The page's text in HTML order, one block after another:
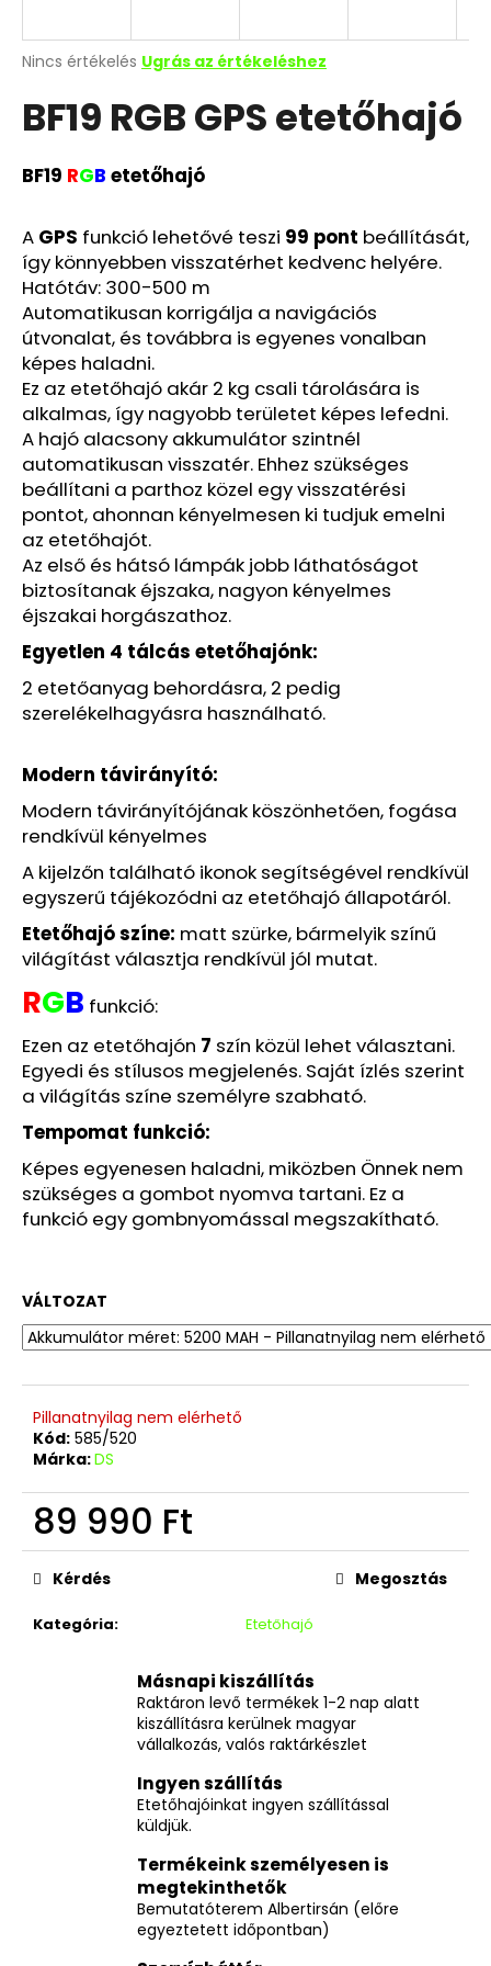
A
átlagos
értékelése
ből
0,0
Nincs értékelés Ugrás az értékeléshez
BF19 RGB GPS etetőhajó
BF19 RGB etetőhajó
A GPS funkció lehetővé teszi 99 pont beállítását,
így könnyebben visszatérhet kedvenc helyére.
Hatótáv: 300-500 m
Automatikusan korrigálja a navigációs
útvonalat, és továbbra is egyenes vonalban
képes haladni.
Ez az etetőhajó akár 2 kg csali tárolására is
alkalmas, így nagyobb területet képes lefedni.
A hajó alacsony akkumulátor szintnél
automatikusan visszatér. Ehhez szükséges
beállítani a parthoz közel egy visszatérési
pontot, ahonnan kényelmesen ki tudjuk emelni
az etetőhajót.
Az első és hátsó lámpák jobb láthatóságot
biztosítanak éjszaka, nagyon kényelmes
éjszakai horgászathoz.
Egyetlen 4 tálcás etetőhajónk:
2 etetőanyag behordásra, 2 pedig
szerelékelhagyásra használható.
Modern távirányító:
Modern távirányítójának köszönhetően, fogása
rendkívül kényelmes
A kijelzőn található ikonok segítségével rendkívül
egyszerű tájékozódni az etetőhajó állapotáról.
Etetőhajó színe: matt szürke, bármelyik színű
világítást választja rendkívül jól mutat.
RGB funkció:
Ezen az etetőhajón 7 szín közül lehet választani.
Egyedi és stílusos megjelenés. Saját ízlés szerint
a világítás színe személyre szabható.
Tempomat funkció:
Képes egyenesen haladni, miközben Önnek nem
szükséges a gombot nyomva tartani. Ez a
funkció egy gombnyomással megszakítható.
VÁLTOZAT
Pillanatnyilag nem elérhető
Kód: 585/520
Márka:DS
89 990 Ft
Egységár:
Kategória: Etetőhajó
Kérdés Megosztás
N
Másnapi kiszállítás
Raktáron levő termékek 1-2 nap alatt
kiszállításra kerülnek magyar
vállalkozás, valós raktárkészlet
Ingyen szállítás
Etetőhajóinkat ingyen szállítással
küldjük.
Termékeink személyesen is
megtekinthetők
Bemutatóterem Albertirsán (előre
egyeztetett időpontban)